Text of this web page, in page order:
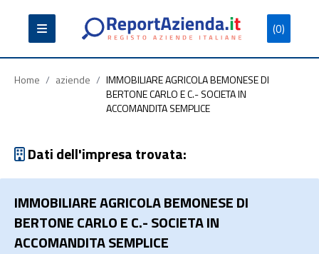
(0)
Partita
Iva
Codice
Fiscale
Ragione
Sociale
Cerca
Home / aziende / IMMOBILIARE AGRICOLA BEMONESE DI
BERTONE CARLO E C.- SOCIETA IN
ACCOMANDITA SEMPLICE
Dati dell'impresa trovata:
IMMOBILIARE AGRICOLA BEMONESE DI
BERTONE CARLO E C.- SOCIETA IN
ACCOMANDITA SEMPLICE